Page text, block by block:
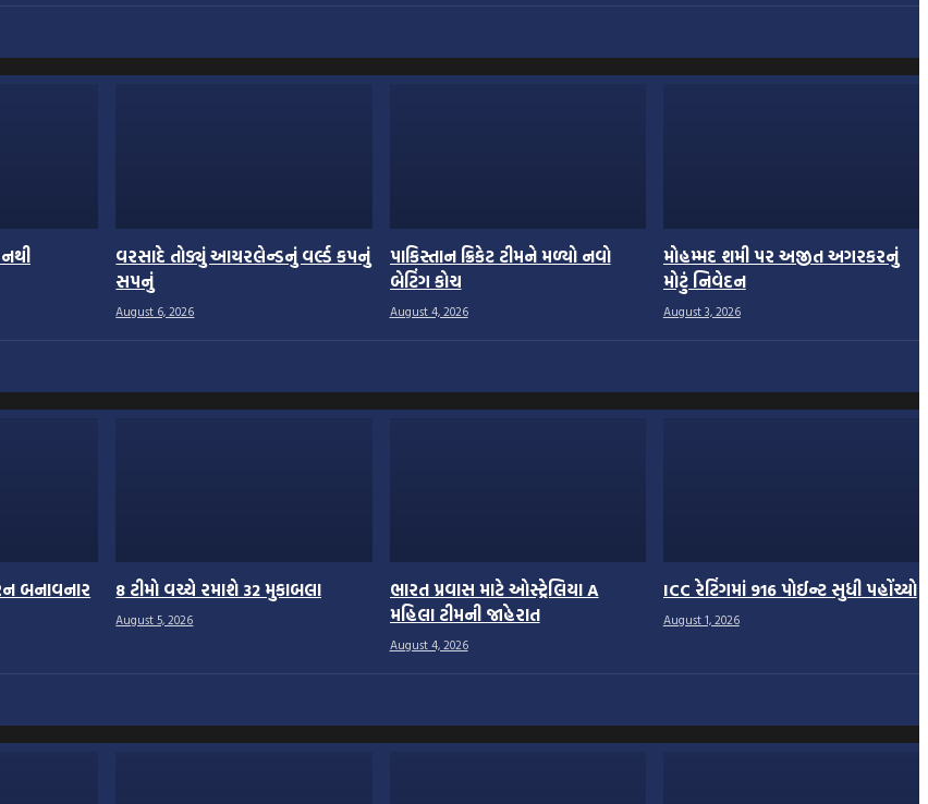
નથી
વરસાદે તોડ્યું આયરલેન્ડનું વર્લ્ડ કપનું
સપનું
August 6, 2026
પાકિસ્તાન ક્રિકેટ ટીમને મળ્યો નવો
બેટિંગ કોચ
August 4, 2026
મોહમ્મદ શમી પર અજીત અગરકરનું
મોટું નિવેદન
August 3, 2026
બનાવનાર
8 ટીમો વચ્ચે રમાશે 32 મુકાબલા
August 5, 2026
ભારત પ્રવાસ માટે ઓસ્ટ્રેલિયા A
મહિલા ટીમની જાહેરાત
August 4, 2026
ICC રેટિંગમાં 916 પોઈન્ટ સુધી પહોંચ્યો
August 1, 2026